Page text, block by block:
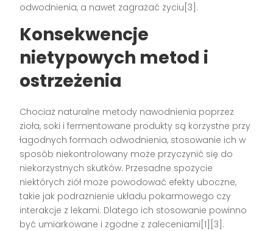
odwodnienia, a nawet zagrażać życiu[3].
Konsekwencje
nietypowych metod i
ostrzeżenia
Chociaż naturalne metody nawodnienia poprzez
zioła, soki i fermentowane produkty są korzystne przy
łagodnych formach odwodnienia, stosowanie ich w
sposób niekontrolowany może przyczynić się do
niekorzystnych skutków. Przesadne spożycie
niektórych ziół może powodować efekty uboczne,
takie jak podrażnienie układu pokarmowego czy
interakcje z lekami. Dlatego ich stosowanie powinno
być umiarkowane i zgodne z zaleceniami[1][3].